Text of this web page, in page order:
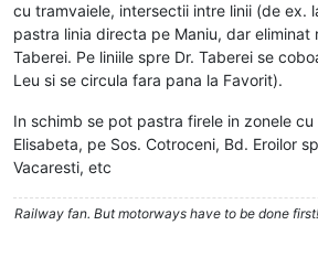
cu tramvaiele, intersectii intre linii (de ex.
pastra linia directa pe Maniu, dar eliminat
Taberei. Pe liniile spre Dr. Taberei se
Leu si se circula fara pana la Favorit).
In schimb se pot pastra firele in zonele
Elisabeta, pe Sos. Cotroceni, Bd. Eroilor
Vacaresti, etc
Railway fan. But motorways have to be done first!